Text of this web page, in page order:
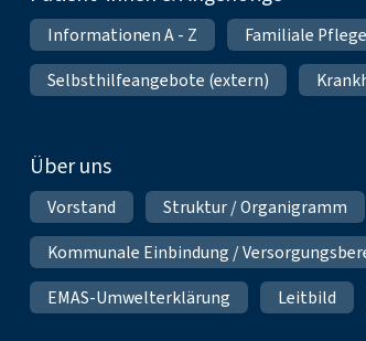
Informationen A - Z Familiale Pflege
Selbsthilfeangebote (extern)
Über uns
Vorstand Struktur / Organigramm
Kommunale Einbindung /
EMAS-Umwelterklärung
Leitbild